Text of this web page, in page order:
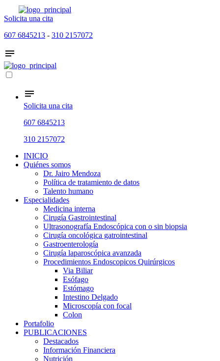
Solicita una cita
607 6845213 - 310 2157072
Solicita una cita
607 6845213
310 2157072
INICIO
Quiénes somos
Dr. Jairo Mendoza
Política de tratamiento de datos
Talento humano
Especialidades
Medicina interna
Cirugía Gastrointestinal
Ultrasonografía Endoscópica con o sin biopsia
Cirugía oncológica gatrointestinal
Gastroenterología
Cirugía laparoscópica avanzada
Procedimientos Endoscopicos Quirúrgicos
Via Biliar
Esófago
Estómago
Intestino Delgado
Microscopía con focal
Colon
Portafolio
PUBLICACIONES
Destacados
Información Financiera
Nutrición